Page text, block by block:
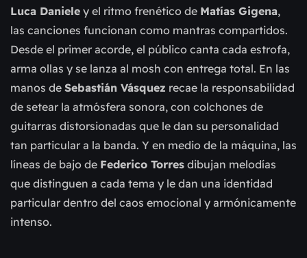
Luca Daniele y el ritmo frenético de Matías Gigena,
las canciones funcionan como mantras compartidos.
Desde el primer acorde, el público canta cada estrofa,
arma ollas y se lanza al mosh con entrega total. En las
manos de Sebastián Vásquez recae la responsabilidad
de setear la atmósfera sonora, con colchones de
guitarras distorsionadas que le dan su personalidad
tan particular a la banda. Y en medio de la máquina, las
líneas de bajo de Federico Torres dibujan melodías
que distinguen a cada tema y le dan una identidad
particular dentro del caos emocional y armónicamente
intenso.